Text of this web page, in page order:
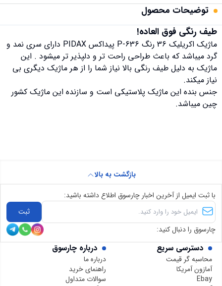
توضیحات محصول
طیف رنگی فوق العاده!
ماژیک اکریلیک 36 رنگ P-636 پیداکس PIDAX دارای سری نمد و
گرد میباشد که باعث طراحی راحت تر و دلپذیر تر میشود . این
ماژیک به دلیل طیف رنگی بالا نیاز شما را از هر ماژیک دیگری بی
نیاز میکند.
جنس بنده این ماژیک پلاستیکی است و سازنده این ماژیک کشور
چین میباشد.
دسترسی سریع
محاسبه گر قیمت
آمازون آمریکا
Ebay
درباره چارسوق
درباره ما
راهنمای خرید
سوالات متداول
بازگشت به بالا
با ثبت ایمیل از آخرین اخبار چارسوق اطلاع داشته باشید:
ثبت
چارسوق را دنبال کنید: